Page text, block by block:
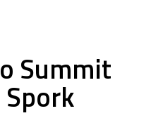
Summit